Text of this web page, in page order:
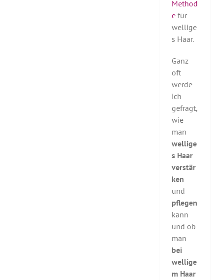
Method
e für
wellige
s Haar.
Ganz
oft
werde
ich
gefragt,
wie
man
wellige
s Haar
verstär
ken
und
pflegen
kann
und ob
man
bei
wellige
m Haar